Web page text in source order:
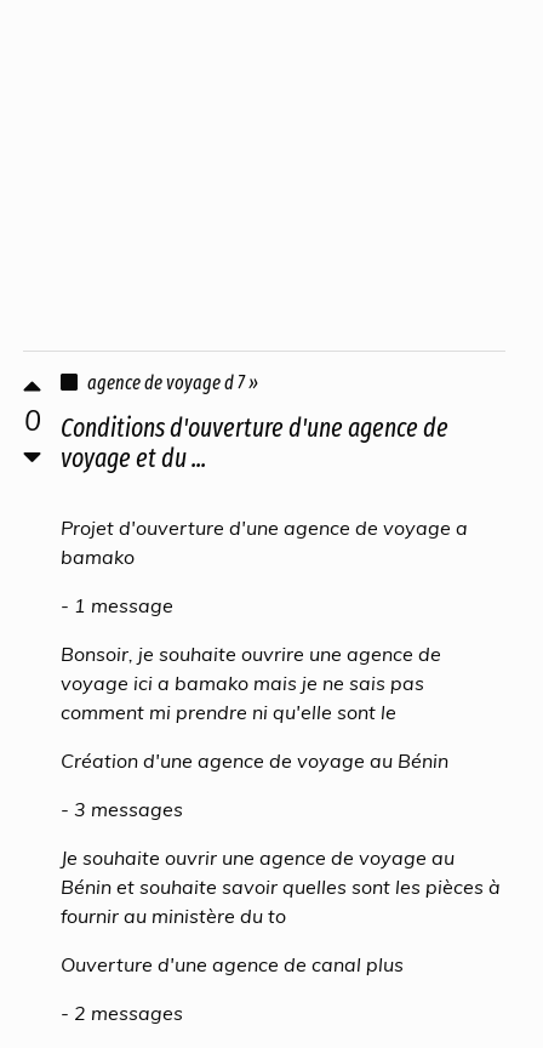
0
agence de voyage d 7 »
Conditions d'ouverture d'une agence de
voyage et du ...
Projet d'ouverture d'une agence de voyage a
bamako
- 1 message
Bonsoir, je souhaite ouvrire une agence de
voyage ici a bamako mais je ne sais pas
comment mi prendre ni qu'elle sont le
Création d'une agence de voyage au Bénin
- 3 messages
Je souhaite ouvrir une agence de voyage au
Bénin et souhaite savoir quelles sont les pièces à
fournir au ministère du to
Ouverture d'une agence de canal plus
- 2 messages